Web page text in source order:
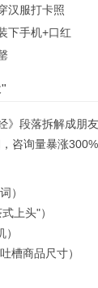
汉服打卡照
下手机+口红
》段落拆解成朋
咨询量暴涨300%
）
上头"）
槽商品尺寸）